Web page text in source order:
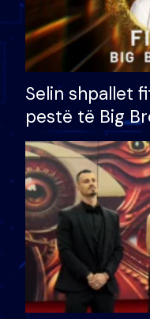
Selin shpallet
pestë të Big
çmimin e